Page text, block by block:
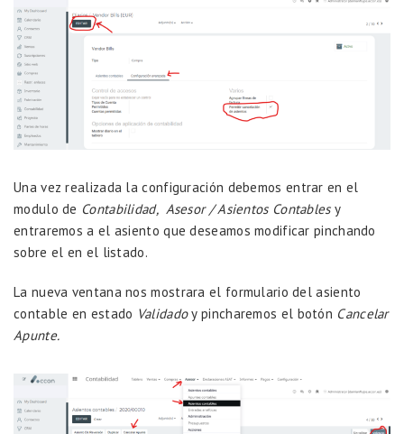
Una vez realizada la configuración debemos entrar en el
modulo de Contabilidad, Asesor / Asientos Contablesy
entraremos a el asiento que deseamos modificar pinchando
sobre el en el listado.
La nueva ventana nos mostrara el formulario del asiento
contable en estado Validadoy pincharemos el botón Cancelar
Apunte.